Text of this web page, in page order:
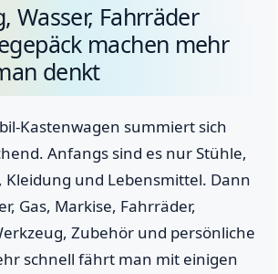
Wasser, Fahrräder
machen mehr
denkt
Kastenwagen summiert sich
Anfangs sind es nur Stühle,
, Kleidung und Lebensmittel. Dann
Gas, Markise, Fahrräder,
Zubehör und persönliche
schnell fährt man mit einigen